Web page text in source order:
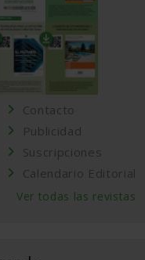
Contacto
Publicidad
Suscripciones
Calendario Editorial
Ver todas las revistas